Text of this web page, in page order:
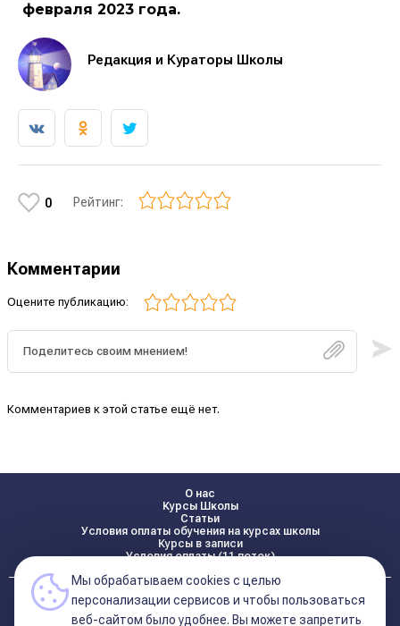
февраля 2023 года.
Редакция и Кураторы Школы
0 Рейтинг:
Комментарии
Оцените публикацию:
Комментариев к этой статье ещё нет.
О нас
Курсы Школы
Статьи
Условия оплаты обучения на курсах школы
Курсы в записи
Условия оплаты (11 поток)
Реквизиты
Контакты
Мы обрабатываем cookies с целью
персонализации сервисов и чтобы пользоваться
веб-сайтом было удобнее. Вы можете запретить